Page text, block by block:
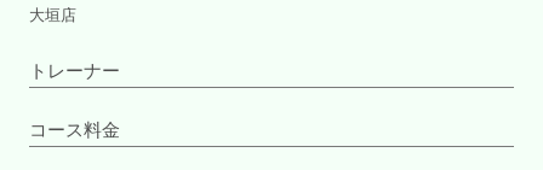
大垣店
トレーナー
コース料金